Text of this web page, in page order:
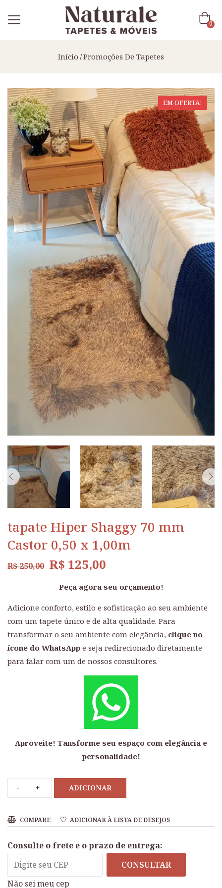
0
Início Promoções De Tapetes
EM OFERTA!
tapate Hiper Shaggy 70 mm
Castor 0,50 x 1,00m
R$250,00 R$ 125,00
Peça agora seu orçamento!
Adicione conforto, estilo e sofisticação ao seu ambiente
com um tapete único e de alta qualidade. Para
transformar o seu ambiente com elegância, clique no
ícone do WhatsApp e seja redirecionado diretamente
para falar com um de nossos consultores.
Aproveite! Tansforme seu espaço com elegância e
personalidade!
ADICIONAR
COMPARE ADICIONAR À LISTA DE DESEJOS
Consulte o frete e o prazo de entrega:
CONSULTAR
Não sei meu cep